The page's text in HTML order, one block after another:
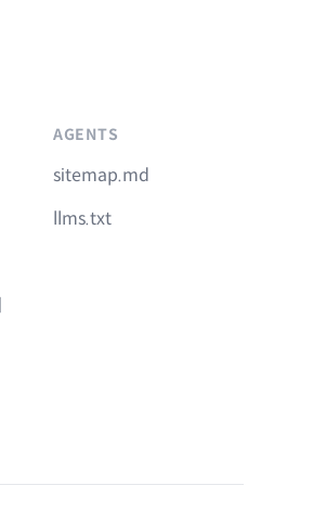
AGENTS
sitemap.md
llms.txt